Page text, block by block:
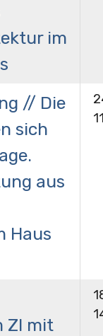
im
// Die
sich
aus
Haus
ZI mit